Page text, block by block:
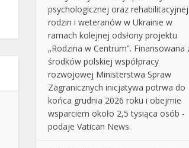
psychologicznej oraz
rodzin i weteranów w Ukrainie w
ramach kolejnej odsłony projektu
„Rodzina w Centrum”. Finansowana
środków polskiej współpracy
rozwojowej Ministerstwa Spraw
Zagranicznych inicjatywa potrwa do
końca grudnia 2026 roku i obejmie
wsparciem około 2,5 tysiąca osób -
podaje Vatican News.